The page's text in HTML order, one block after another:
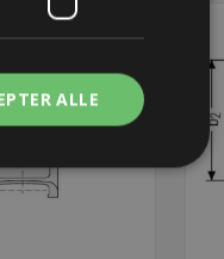
ALLE